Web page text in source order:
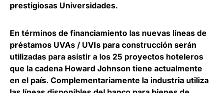
prestigiosas Universidades.
En términos de financiamiento las nuevas líneas de
préstamos UVAs / UVIs para construcción serán
utilizadas para asistir a los 25 proyectos hoteleros
que la cadena Howard Johnson tiene actualmente
en el país. Complementariamente la industria utiliza